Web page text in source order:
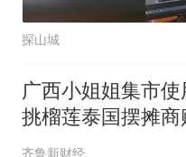
探山城
广西小姐姐集市
挑榴莲泰国摆摊商
口音轻松沟通“跟
齐鲁新财经